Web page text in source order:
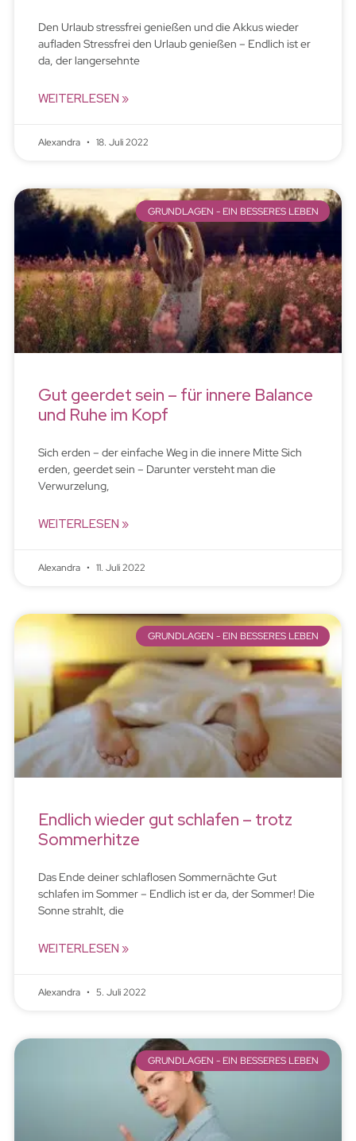
Den Urlaub stressfrei genießen und die Akkus wieder
aufladen Stressfrei den Urlaub genießen – Endlich ist er
da, der langersehnte
WEITERLESEN »
Alexandra 18. Juli 2022
GRUNDLAGEN - EIN BESSERES LEBEN
Gut geerdet sein – für innere Balance
und Ruhe im Kopf
Sich erden – der einfache Weg in die innere Mitte Sich
erden, geerdet sein – Darunter versteht man die
Verwurzelung,
WEITERLESEN »
Alexandra 11. Juli 2022
GRUNDLAGEN - EIN BESSERES LEBEN
Endlich wieder gut schlafen – trotz
Sommerhitze
Das Ende deiner schlaflosen Sommernächte Gut
schlafen im Sommer – Endlich ist er da, der Sommer! Die
Sonne strahlt, die
WEITERLESEN »
Alexandra 5. Juli 2022
GRUNDLAGEN - EIN BESSERES LEBEN